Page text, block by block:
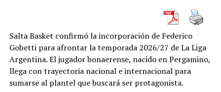
partido estuvo en la fluidez ofensiva. San Isidro no solo
defendió bien: también jugó mejor adelante. Movió la
pelota, encontró cortes, atacó el aro, castigó desde la
media distancia y tuvo aportes desde la rotación.
Después del encuentro,Manuel Lambrisca, una de las
grandes figuras de la noche, explicó la clave: “Teníamos
que sostener el nivel defensivo y en ataque seguir
Salta Basket confirmó la incorporación de Federico
Gobetti para afrontar la temporada 2026/27 de La Liga
Argentina. El jugador bonaerense, nacido en Pergamino,
llega con trayectoria nacional e internacional para
sumarse al plantel que buscará ser protagonista.